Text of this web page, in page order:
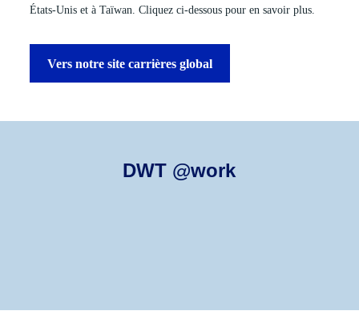
États-Unis et à Taïwan. Cliquez ci-dessous pour en savoir plus.
Vers notre site carrières global
DWT @work